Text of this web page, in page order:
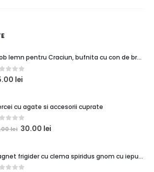
Glob lemn pentru Craciun, bufnita cu con de brad
of 5
lei
cu agate si accesorii cuprate
of 5
lei 30.00 lei
Magnet frigider cu clema spiridus gnom cu iepuras si cadouri